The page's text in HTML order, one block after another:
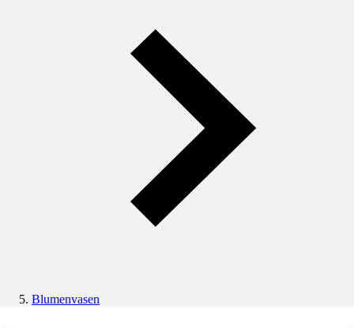
Blumenvasen